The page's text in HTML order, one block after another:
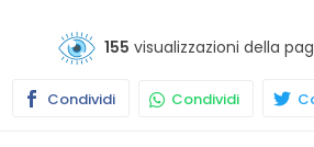
155 visualizzazioni della
Condividi Condividi